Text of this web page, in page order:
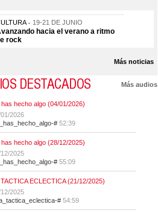
19-21 DE JUNIO
hacia el verano a ritmo
rock
Más noticias
DESTACADOS Más audios
hecho algo (04/01/2026)
2026
# 52:39
hecho algo (28/12/2025)
2025
# 55:09
TACTICA ECLECTICA (21/12/2025)
2025
# 54:59